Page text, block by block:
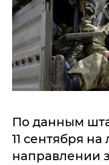
По данным
11 сентября на
направлении